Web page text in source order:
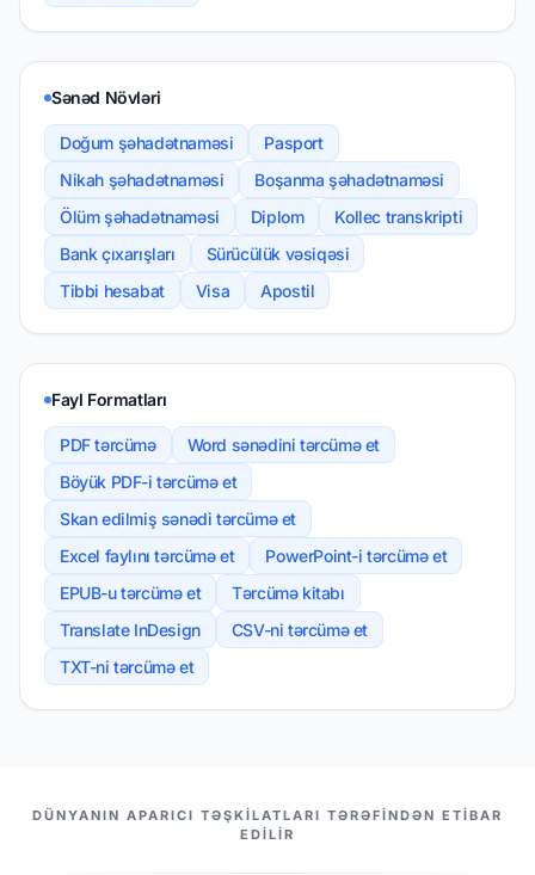
Sənəd Növləri
Doğum şəhadətnaməsi
Pasport
Nikah şəhadətnaməsi
Boşanma şəhadətnaməsi
Ölüm şəhadətnaməsi
Diplom
Kollec transkripti
Bank çıxarışları
Sürücülük vəsiqəsi
Tibbi hesabat
Visa Apostil
Fayl Formatları
PDF tərcümə
Word sənədini tərcümə et
Böyük PDF-i tərcümə et
Skan edilmiş sənədi tərcümə et
Excel faylını tərcümə et
PowerPoint-i tərcümə et
EPUB-u tərcümə et
Tərcümə kitabı
Translate InDesign
CSV-ni tərcümə et
TXT-ni tərcümə et
TƏRƏFDAŞLARIMIZ
DÜNYANIN APARICI TƏŞKILATLARI TƏRƏFINDƏN ETIBAR
EDILIR